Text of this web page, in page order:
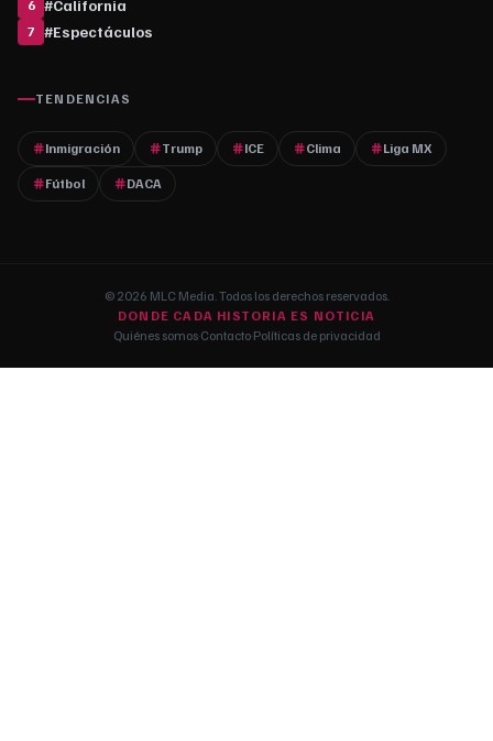
6 #California
7 #Espectáculos
TENDENCIAS
Inmigración Trump ICE Clima Liga MX
Fútbol DACA
© 2026 MLC Media. Todos los derechos reservados.
DONDE CADA HISTORIA ES NOTICIA
Quiénes somos·Contacto·Políticas de privacidad